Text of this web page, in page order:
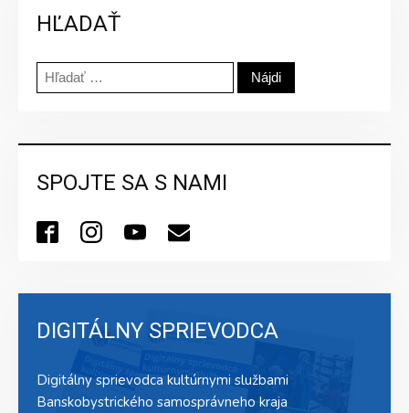
HĽADAŤ
Hľadať:
SPOJTE SA S NAMI
DIGITÁLNY SPRIEVODCA
Digitálny sprievodca kultúrnymi službami
Banskobystrického samosprávneho kraja